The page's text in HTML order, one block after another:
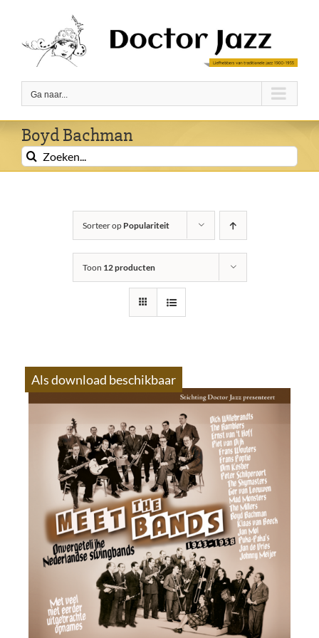
inhoud
Ga naar...
Boyd Bachman
Zoeken
naar:
Sorteer op Populariteit
Toon 12 producten
Als download beschikbaar